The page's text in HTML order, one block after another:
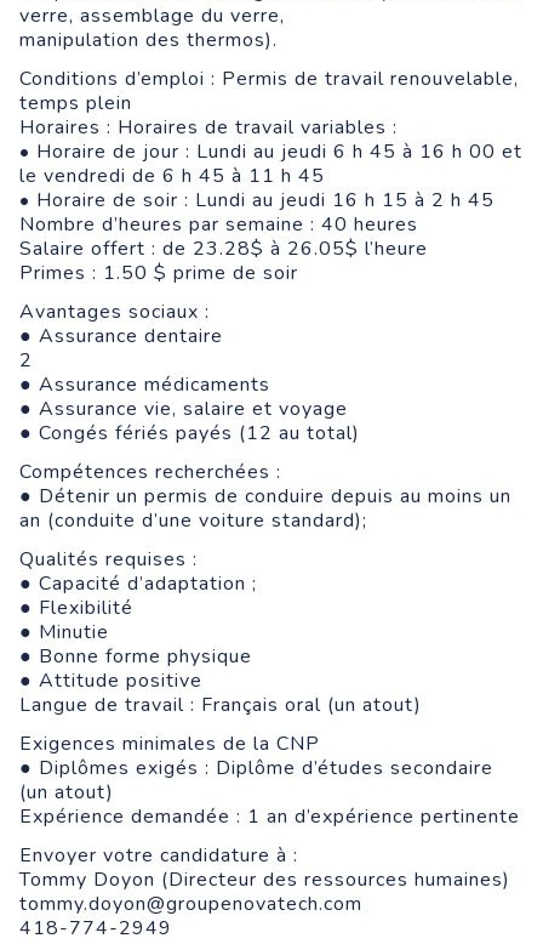
verre, assemblage du verre,
manipulation des thermos).
Conditions d’emploi : Permis de travail renouvelable,
temps plein
Horaires : Horaires de travail variables :
• Horaire de jour : Lundi au jeudi 6 h 45 à 16 h 00 et
le vendredi de 6 h 45 à 11 h 45
• Horaire de soir : Lundi au jeudi 16 h 15 à 2 h 45
Nombre d’heures par semaine : 40 heures
Salaire offert : de 23.28$ à 26.05$ l’heure
Primes : 1.50 $ prime de soir
Avantages sociaux :
● Assurance dentaire
2
● Assurance médicaments
● Assurance vie, salaire et voyage
● Congés fériés payés (12 au total)
Compétences recherchées :
● Détenir un permis de conduire depuis au moins un
an (conduite d’une voiture standard);
Qualités requises :
● Capacité d’adaptation ;
● Flexibilité
● Minutie
● Bonne forme physique
● Attitude positive
Langue de travail : Français oral (un atout)
Exigences minimales de la CNP
● Diplômes exigés : Diplôme d’études secondaire
(un atout)
Expérience demandée : 1 an d’expérience pertinente
Envoyer votre candidature à :
Tommy Doyon (Directeur des ressources humaines)
​tommy.doyon@groupenovatech.com
418-774-2949